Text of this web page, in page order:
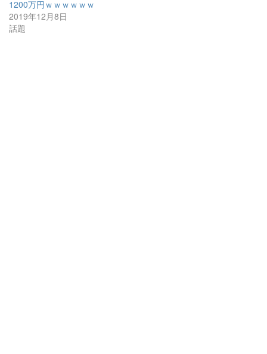
1200万円ｗｗｗｗｗｗ
2019年12月8日
話題